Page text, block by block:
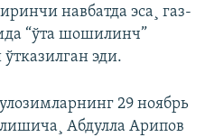
навбатда эса¸ газ-
“ўта шошилинч”
эди.
29 ноябрь
Абдулла Арипов